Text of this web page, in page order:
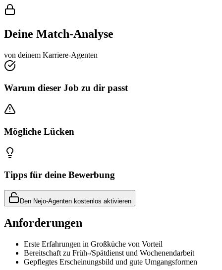
Deine Match-Analyse
von deinem Karriere-Agenten
Warum dieser Job zu dir passt
Mögliche Lücken
Tipps für deine Bewerbung
Den Nejo-Agenten kostenlos aktivieren
Anforderungen
Erste Erfahrungen in Großküche von Vorteil
Bereitschaft zu Früh-/Spätdienst und Wochenendarbeit
Gepflegtes Erscheinungsbild und gute Umgangsformen